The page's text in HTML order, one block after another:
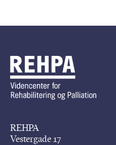
REHPA
Vestergade 17